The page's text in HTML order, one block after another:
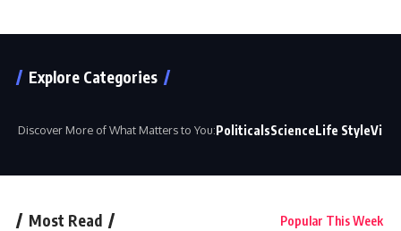
Explore Categories
Discover More of What Matters to You:PoliticalsScienceLife Style
Most Read Popular This Week